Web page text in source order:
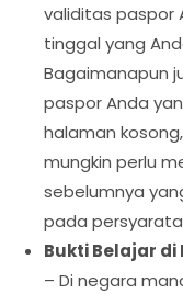
validitas paspor
tinggal yang
Bagaimanapun
paspor Anda
halaman
mungkin perlu
sebelumnya
pada
Bukti Belajar
– Di negara